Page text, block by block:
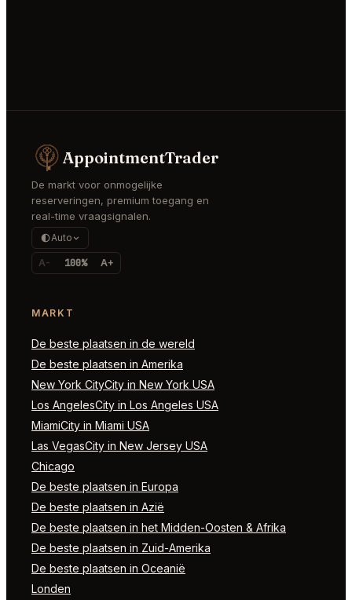
AppointmentTrader
De markt voor onmogelijke
reserveringen, premium toegang en
real-time vraagsignalen.
Auto
A- 100% A+
MARKT
De beste plaatsen in de wereld
De beste plaatsen in Amerika
New York CityCity in New York USA
Los AngelesCity in Los Angeles USA
MiamiCity in Miami USA
Las VegasCity in New Jersey USA
Chicago
De beste plaatsen in Europa
De beste plaatsen in Azië
De beste plaatsen in het Midden-Oosten & Afrika
De beste plaatsen in Zuid-Amerika
De beste plaatsen in Oceanië
Londen